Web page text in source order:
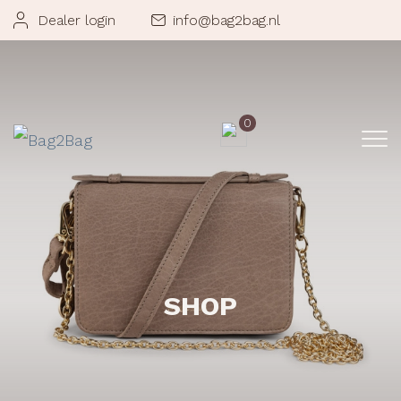
Dealer login info@bag2bag.nl
0
SHOP